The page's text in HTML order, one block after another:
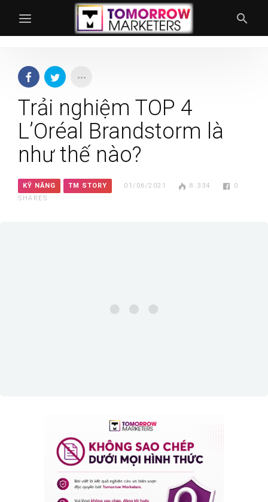
Trải nghiệm TOP 4
L’Oréal Brandstorm là
như thế nào?
KỸ NĂNG TM STORY 01/06/2021 8.334
0
SHARES